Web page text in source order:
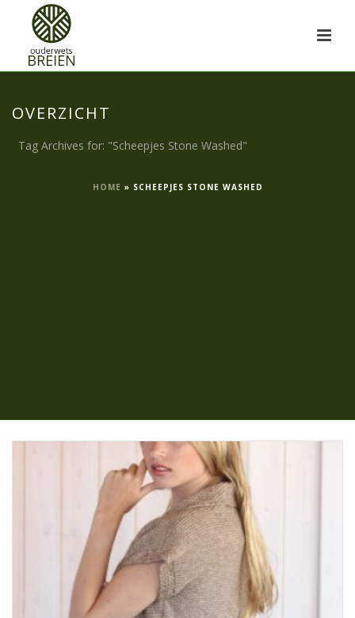
OVERZICHT
Tag Archives for: "Scheepjes Stone Washed"
HOME » SCHEEPJES STONE WASHED